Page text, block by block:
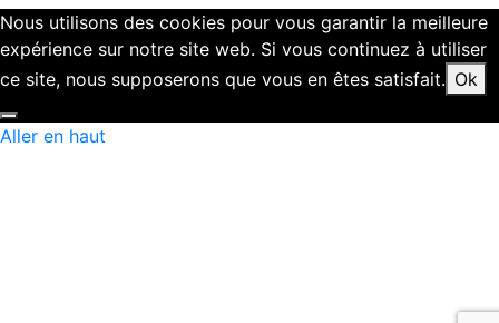
Nous utilisons des cookies pour vous garantir la meilleure
expérience sur notre site web. Si vous continuez à utiliser
ce site, nous supposerons que vous en êtes satisfait. Ok
Aller en haut